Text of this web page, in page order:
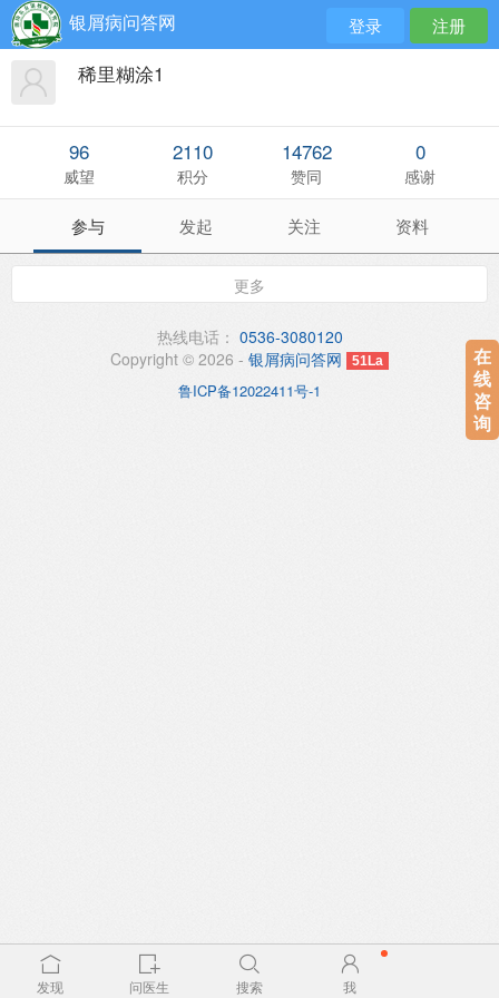
银屑病问答网 登录 注册
稀里糊涂1
96
威望
2110
积分
14762
赞同
0
感谢
参与 发起 关注 资料
更多
热线电话： 0536-3080120
Copyright © 2026 - 银屑病问答网 51La
在
线
咨
询
发现 问医生 搜索 我
鲁ICP备12022411号-1